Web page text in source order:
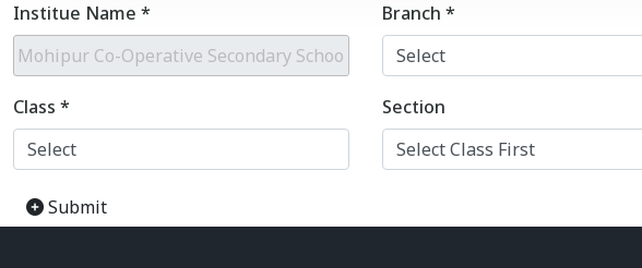
Institue Name * Branch *
Class * Section
Submit